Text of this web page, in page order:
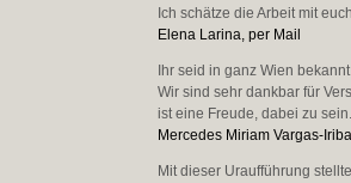
Ich schätze die Arbeit mit
Elena Larina, per Mail
Ihr seid in ganz Wien
Wir sind sehr dankbar für
ist eine Freude, dabei zu
Mercedes Miriam Vargas-
Mit dieser Uraufführung